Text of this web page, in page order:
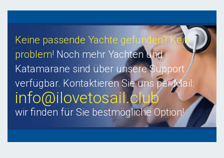
Keine passende Yachte gefunden? Kein
problem! Noch mehr Yachten und
Katamarane sind über unsere Support
verfügbar. Kontaktieren Sie uns per Mail:
info@ilovetosail.club
wir finden für Sie bestmögliche Option!